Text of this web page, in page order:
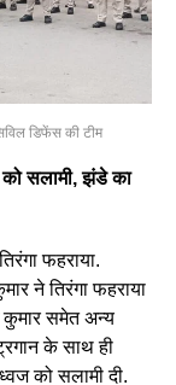
डिफेंस की टीम
सलामी, झंडे का
फहराया.
ने तिरंगा फहराया
कुमार समेत अन्य
के साथ ही
को सलामी दी.